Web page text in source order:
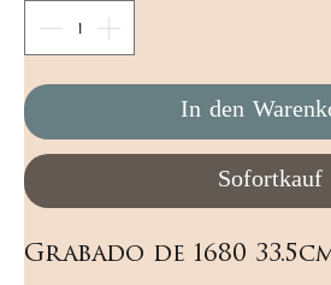
In den
Sofortkauf
Grabado de 1680